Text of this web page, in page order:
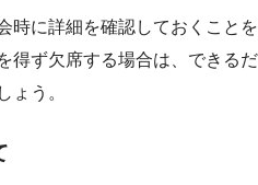
時に詳細を確認しておくことを
得ず欠席する場合は、できるだ
ょう。